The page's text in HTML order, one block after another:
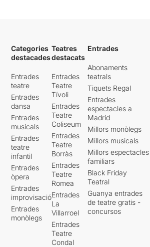
Categories
destacades
Entrades
teatre
Entrades
dansa
Entrades
musicals
Entrades
teatre
infantil
Entrades
òpera
Entrades
improvisació
Entrades
monòlegs
Teatres
destacats
Entrades
Teatre
Tívoli
Entrades
Teatre
Coliseum
Entrades
Teatre
Borràs
Entrades
Teatre
Romea
Entrades
La
Villarroel
Entrades
Teatre
Condal
Entrades
Abonaments
teatrals
Tiquets Regal
Entrades
espectacles a
Madrid
Millors monòlegs
Millors musicals
Millors espectacles
familiars
Black Friday
Teatral
Guanya entrades
de teatre gratis -
concursos